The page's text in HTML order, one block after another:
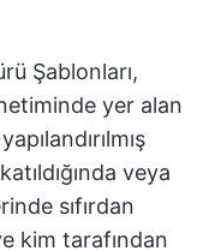
Şablonları,
yer alan
veya
sıfırdan
kim tarafından